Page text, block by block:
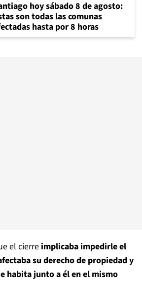
hoy sábado 8 de agosto:
son todas las comunas
hasta por 8 horas
el cierre implicaba impedirle el
su derecho de propiedad y
habita junto a él en el mismo